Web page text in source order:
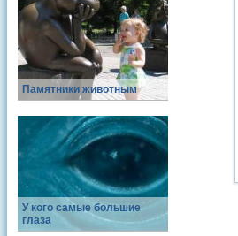
Памятники животным
У кого самые большие
глаза